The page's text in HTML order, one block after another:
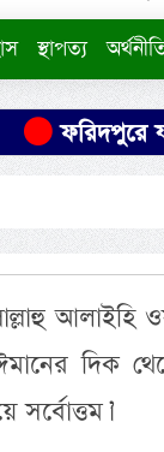
স্থাপত্য
ফরিদপুরে
আলাইহি
দিক